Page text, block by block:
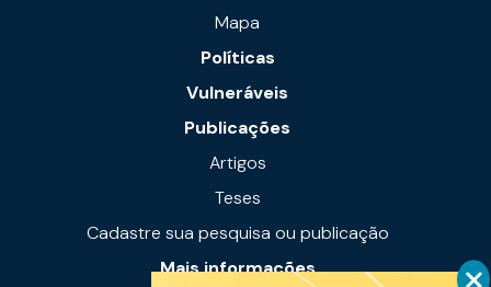
Mapa
Políticas
Vulneráveis
Publicações
Artigos
Teses
Cadastre sua pesquisa ou publicação
Mais informações